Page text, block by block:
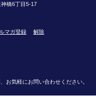
橋6丁目5-17
マガ登録 解除
お気軽にお問い合わせください。